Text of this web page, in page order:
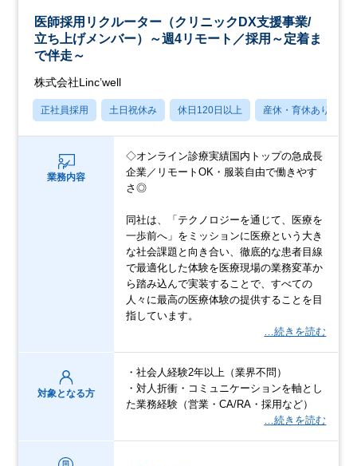
医師採用リクルーター（クリニックDX支援事業/
立ち上げメンバー）～週4リモート／採用～定着ま
で伴走～
株式会社Linc’well
正社員採用 土日祝休み 休日120日以上 産休・育休あり
業務内容
◇オンライン診療実績国内トップの急成長
企業／リモートOK・服装自由で働きやす
さ◎
同社は、「テクノロジーを通じて、医療を
一歩前へ」をミッションに医療という大き
な社会課題と向き合い、徹底的な患者目線
で最適化した体験を医療現場の業務変革か
ら踏み込んで実装することで、すべての
人々に最高の医療体験の提供することを目
指しています。
…続きを読む
対象となる方
・社会人経験2年以上（業界不問）
・対人折衝・コミュニケーションを軸とし
た業務経験（営業・CA/RA・採用など）
…続きを読む